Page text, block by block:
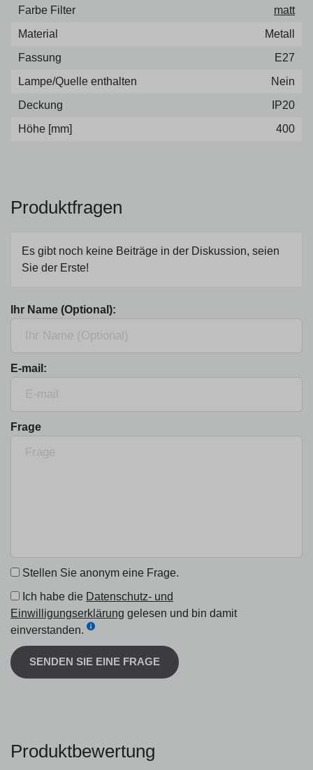
Farbe Filter
matt
Material
Metall
Fassung
E27
Lampe/Quelle enthalten
Nein
Deckung
IP20
Höhe [mm]
400
Produktfragen
Es gibt noch keine Beiträge in der Diskussion, seien
Sie der Erste!
Ihr Name (Optional):
E-mail:
Frage
Stellen Sie anonym eine Frage.
Ich habe die Datenschutz- und
Einwilligungserklärung gelesen und bin damit
einverstanden.
SENDEN SIE EINE FRAGE
Produktbewertung